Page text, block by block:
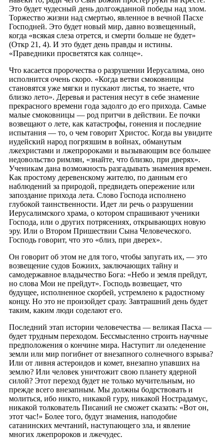
Это будет чудесный день долгожданной победы над злом.
Торжество жизни над смертью, явленное в вечной Пасхе
Господней. Это будет новый мир, давно возвещенный,
когда «всякая слеза отрется, и смерти больше не будет»
(Откр 21, 4). И это будет день правды и истины.
«Праведники просветятся как солнце».
Что касается пророчества о разрушении Иерусалима, оно
исполнится очень скоро. «Когда ветви смоковницы
становятся уже мягки и пускают листья, то знаете, что
близко лето». Деревья и растения несут в себе знамение
прекрасного времени года задолго до его прихода. Самые
малые смоковницы — род притчи в действии. Ее почки
возвещают о лете, как катастрофы, гонения и последние
испытания — то, о чем говорит Христос. Когда вы увидите
иудейский народ погрязшим в войнах, обманутым
лжехристами и лжепророками и вызывающим все большее
недовольство римлян, «знайте, что близко, при дверях».
Ученикам дана возможность разгадывать знамения времен.
Как простому деревенскому жителю, по данным его
наблюдений за природой, предвидеть опережение или
запоздание прихода лета. Слово Господа исполнено
глубокой таинственности. Идет ли речь о разрушении
Иерусалимского храма, о котором спрашивают ученики
Господа, или о других потрясениях, открывающих новую
эру. Или о Втором Пришествии Сына Человеческого.
Господь говорит, что это «близ, при дверех».
Он говорит об этом не для того, чтобы запугать их, — это
возвещение судов Божиих, заключающих тайну и
самодержавное владычество Бога: «Небо и земля прейдут,
но слова Мои не прейдут». Господь возвещает, что
будущее, исполненное скорбей, устремлено к радостному
концу. Но это не произойдет сразу. Завтрашний день будет
таким, каким люди соделают его.
Последний этап истории человечества — великая Пасха —
будет трудным переходом. Бессмысленно строить научные
предположения о кончине мира. Наступит ли оледенение
земли или мир погибнет от внезапного солнечного взрыва?
Или от ливня астероидов и комет, внезапно упавших на
землю? Или человек уничтожит свою планету ядерной
силой? Этот переход будет не только мучительным, но
прежде всего внезапным. Мы должны бодрствовать и
молиться, ибо никто, никакой гуру, никакой Нострадамус,
никакой толкователь Писаний не сможет сказать: «Вот он,
этот час!» Более того, будут знамения, наподобие
сатанинских мечтаний, наступающего зла, и явление
многих лжепророков и лжечудес.